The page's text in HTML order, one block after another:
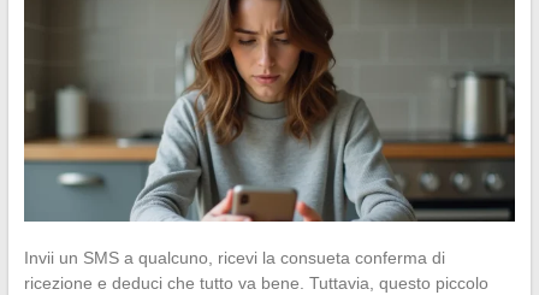
Invii un SMS a qualcuno, ricevi la consueta conferma di
ricezione e deduci che tutto va bene. Tuttavia, questo piccolo